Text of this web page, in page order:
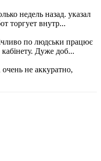
недель назад. указал
торгует внутр...
по людськи працює
Дуже доб...
не аккуратно,